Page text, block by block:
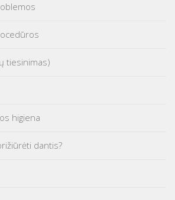
tiesinimas)
higiena
dantis?